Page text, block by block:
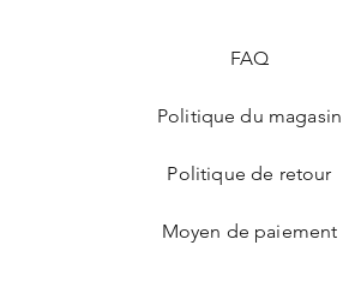
FAQ
Politique du magasin
Politique de retour
Moyen de paiement